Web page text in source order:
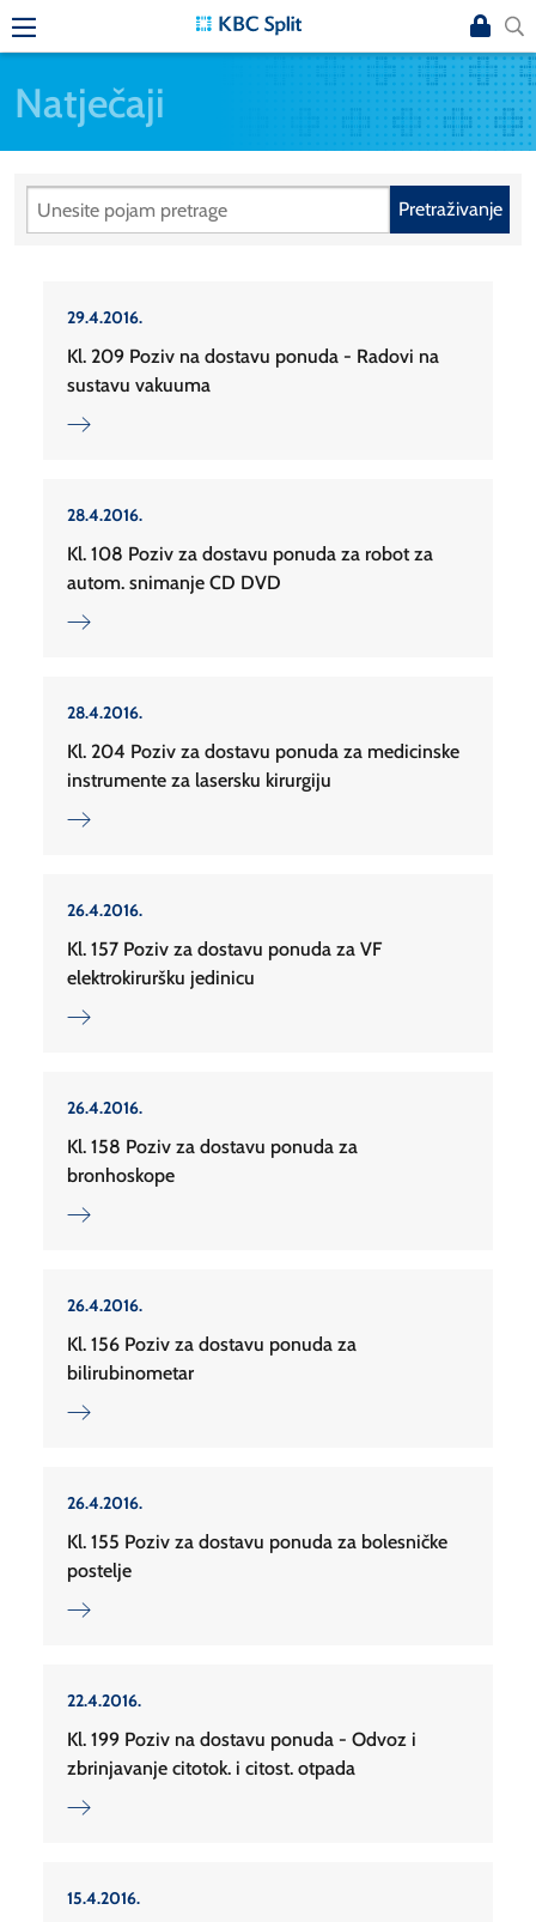
Natječaji
Pretraživanje
29.4.2016.
Kl. 209 Poziv na dostavu ponuda - Radovi na
sustavu vakuuma
28.4.2016.
Kl. 108 Poziv za dostavu ponuda za robot za
autom. snimanje CD DVD
28.4.2016.
Kl. 204 Poziv za dostavu ponuda za medicinske
instrumente za lasersku kirurgiju
26.4.2016.
Kl. 157 Poziv za dostavu ponuda za VF
elektrokiruršku jedinicu
26.4.2016.
Kl. 158 Poziv za dostavu ponuda za
bronhoskope
26.4.2016.
Kl. 156 Poziv za dostavu ponuda za
bilirubinometar
26.4.2016.
Kl. 155 Poziv za dostavu ponuda za bolesničke
postelje
22.4.2016.
Kl. 199 Poziv na dostavu ponuda - Odvoz i
zbrinjavanje citotok. i citost. otpada
15.4.2016.